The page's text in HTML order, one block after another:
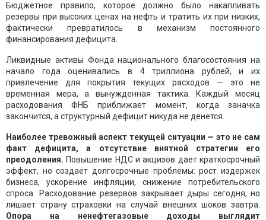
Бюджетное правило, которое должно было накапливать
резервы при высоких ценах на нефть и тратить их при низких,
фактически превратилось в механизм постоянного
финансирования дефицита.
Ликвидные активы Фонда национального благосостояния на
начало года оценивались в 4 триллиона рублей, и их
привлечение для покрытия текущих расходов — это не
временная мера, а вынужденная тактика. Каждый месяц
расходования ФНБ приближает момент, когда заначка
закончится, а структурный дефицит никуда не денется.
Наиболее тревожный аспект текущей ситуации — это не сам
факт дефицита, а отсутствие внятной стратегии его
преодоления. Повышение НДС и акцизов дает краткосрочный
эффект, но создает долгосрочные проблемы: рост издержек
бизнеса, ускорение инфляции, снижение потребительского
спроса. Расходование резервов закрывает дыры сегодня, но
лишает страну страховки на случай внешних шоков завтра.
Опора на ненефтегазовые доходы выглядит